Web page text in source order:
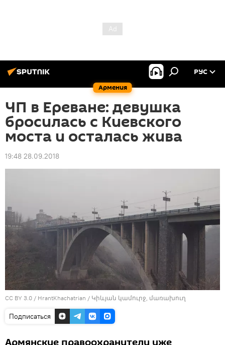
Армения
РУС
ЧП в Ереване: девушка
бросилась с Киевского
моста и осталась жива
19:48 28.09.2018
CC BY 3.0 / HrantKhachatrian / Կիևյան կամուրջ, մառախուղ
Подписаться